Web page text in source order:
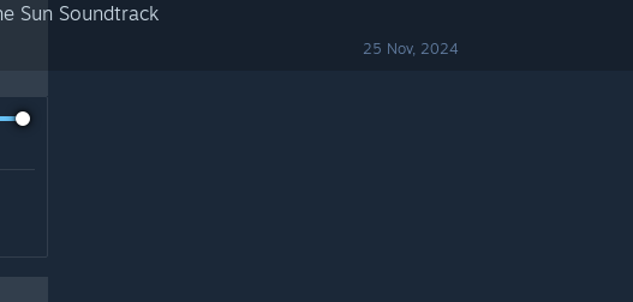
Sun Soundtrack
25 Nov, 2024